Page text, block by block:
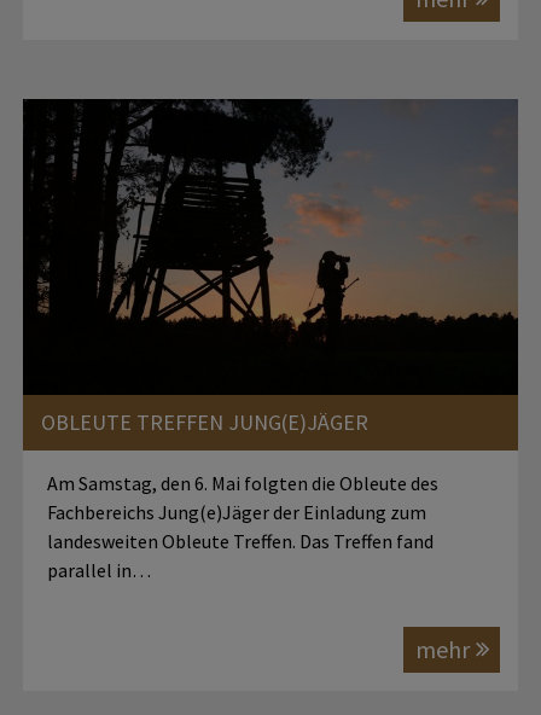
OBLEUTE TREFFEN JUNG(E)JÄGER
Am Samstag, den 6. Mai folgten die Obleute des
Fachbereichs Jung(e)Jäger der Einladung zum
landesweiten Obleute Treffen. Das Treffen fand
parallel in…
mehr